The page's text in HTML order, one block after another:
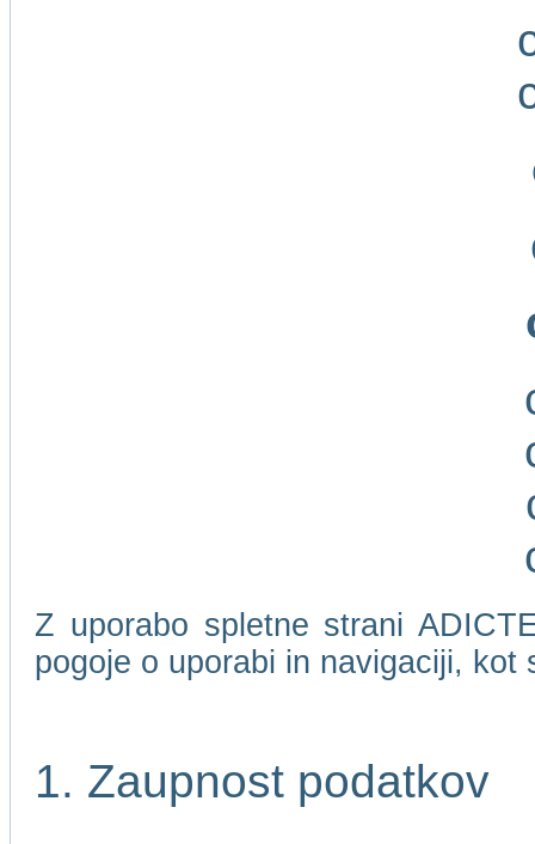
Z uporabo spletne strani
pogoje o uporabi in navigaciji, kot
1. Zaupnost podatkov